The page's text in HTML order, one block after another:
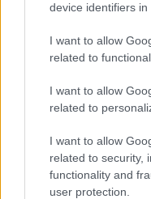
device identifiers in
I want to allow
related to
I want to allow
related to
I want to allow
related to security,
functionality and
user protection.
Continua a